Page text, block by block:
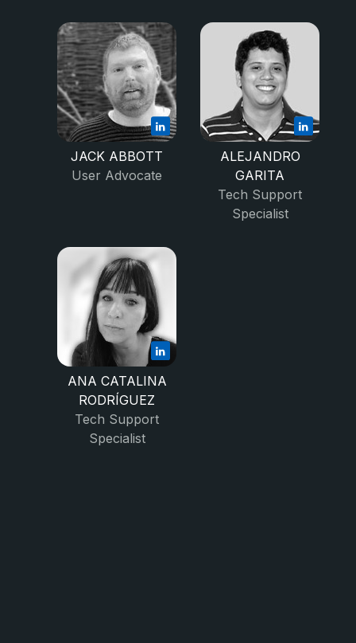
JACK ABBOTT
User Advocate
ALEJANDRO
GARITA
Tech Support
Specialist
ANA CATALINA
RODRÍGUEZ
Tech Support
Specialist